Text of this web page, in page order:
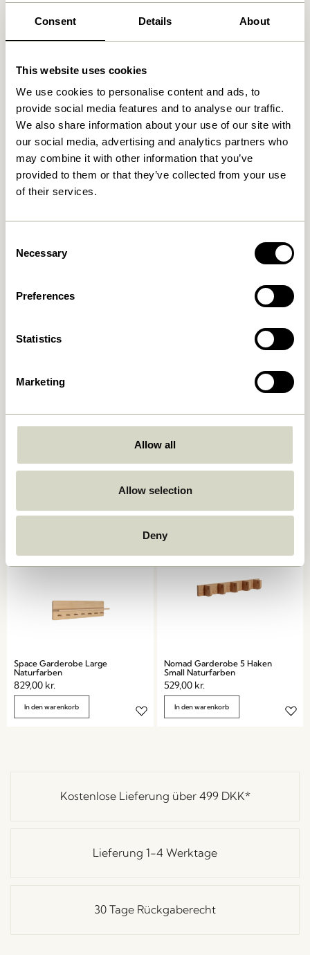
Consent Details About
This website uses cookies
We use cookies to personalise content and ads, to
provide social media features and to analyse our traffic.
We also share information about your use of our site with
our social media, advertising and analytics partners who
may combine it with other information that you’ve
provided to them or that they’ve collected from your use
of their services.
Selection
Necessary
Preferences
Statistics
Marketing
Allow all
Allow selection
Deny
Ähnliche Produkte
Naturfarben
Naturfarben
-20%
1.049,00kr.839,20kr.
Schwarz
1.049,00kr.
In den warenkorb
Space Garderobe Large
Naturfarben
829,00 kr.
In den warenkorb
Nomad Garderobe 5 Haken
Small Naturfarben
529,00 kr.
In den warenkorb
Kostenlose Lieferung über 499 DKK*
Lieferung 1-4 Werktage
30 Tage Rückgaberecht